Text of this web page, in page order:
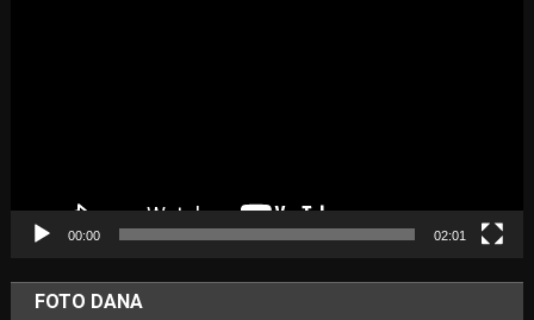
00:00 02:01
FOTO DANA